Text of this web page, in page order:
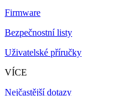
Firmware
Bezpečnostní listy
Uživatelské příručky
VÍCE
Nejčastější dotazy